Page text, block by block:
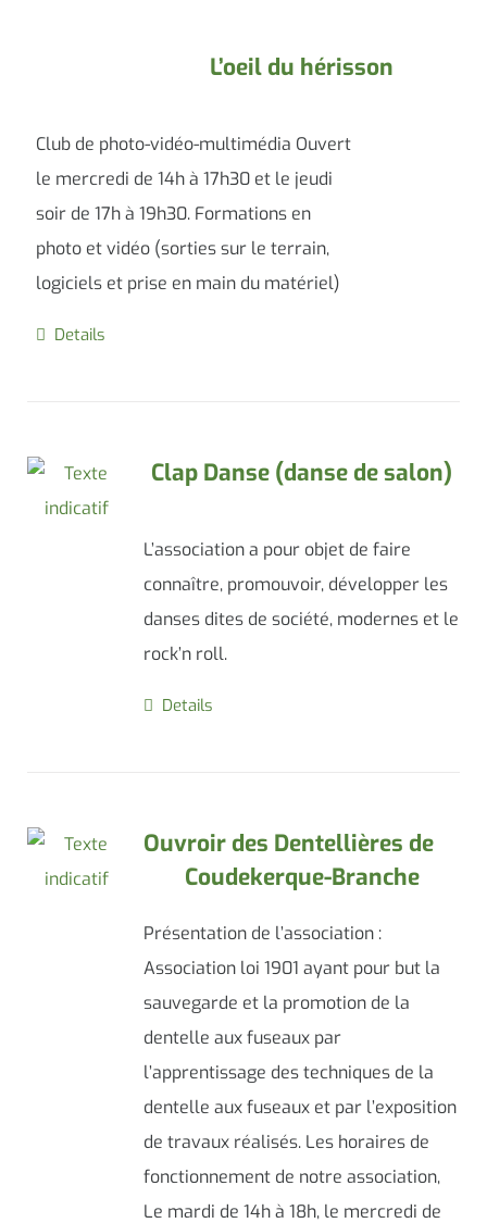
L’oeil du hérisson
Club de photo-vidéo-multimédia Ouvert
le mercredi de 14h à 17h30 et le jeudi
soir de 17h à 19h30. Formations en
photo et vidéo (sorties sur le terrain,
logiciels et prise en main du matériel)
Details
Clap Danse (danse de salon)
L’association a pour objet de faire
connaître, promouvoir, développer les
danses dites de société, modernes et le
rock’n roll.
Details
Ouvroir des Dentellières de
Coudekerque-Branche
Présentation de l’association :
Association loi 1901 ayant pour but la
sauvegarde et la promotion de la
dentelle aux fuseaux par
l’apprentissage des techniques de la
dentelle aux fuseaux et par l’exposition
de travaux réalisés. Les horaires de
fonctionnement de notre association,
Le mardi de 14h à 18h, le mercredi de